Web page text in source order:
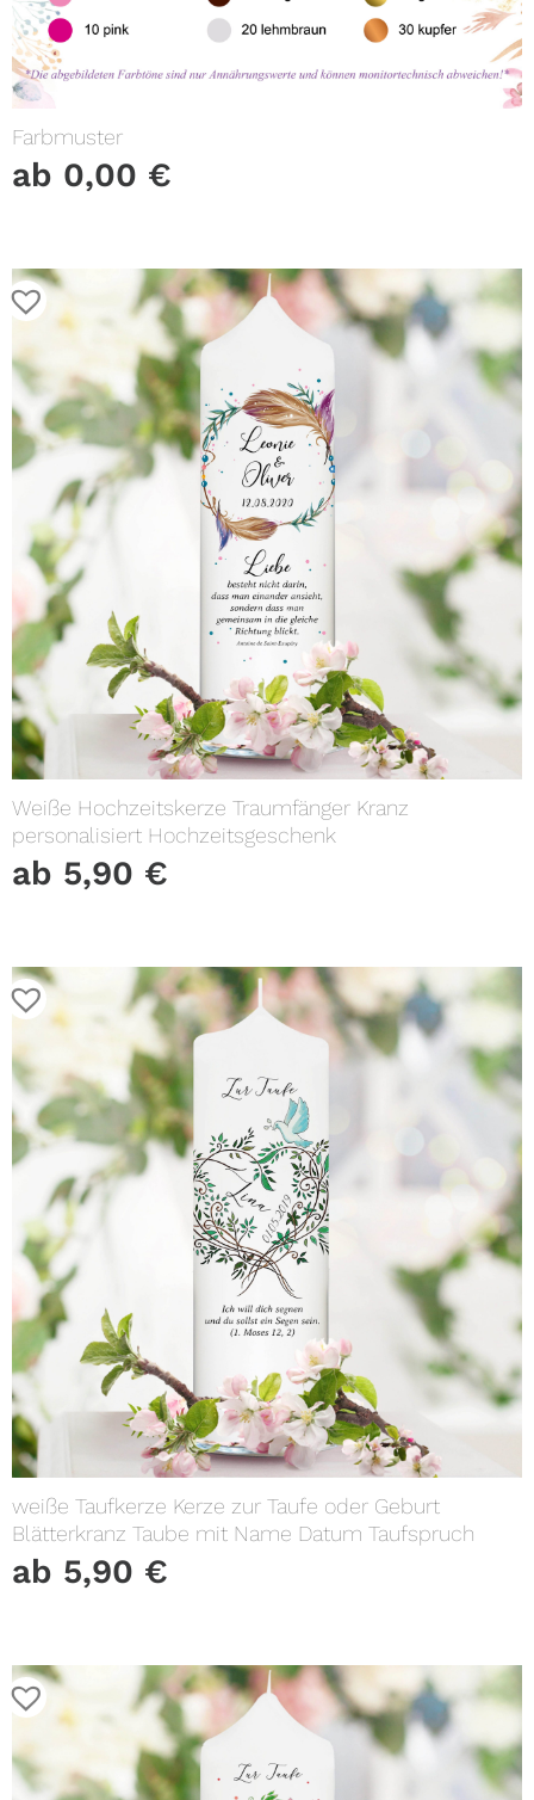
Farbmuster
ab 0,00 €
Weiße Hochzeitskerze Traumfänger Kranz
personalisiert Hochzeitsgeschenk
ab 5,90 €
weiße Taufkerze Kerze zur Taufe oder Geburt
Blätterkranz Taube mit Name Datum Taufspruch
ab 5,90 €